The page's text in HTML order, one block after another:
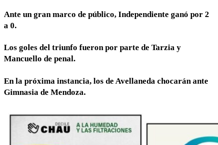
Ante un gran marco de público, Independiente ganó por 2
a 0.
Los goles del triunfo fueron por parte de Tarzia y
Mancuello de penal.
En la próxima instancia, los de Avellaneda chocarán ante
Gimnasia de Mendoza.